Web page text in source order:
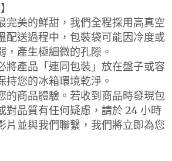
完美的鮮甜，我們全程採用高真空
配送過程中，包裝袋可能因冷度或
，產生極細微的孔隙。
將產品「連同包裝」放在盤子或容
持您的冰箱環境乾淨。
的商品體驗。若收到商品時發現包
對品質有任何疑慮，請於 24 小時
片並與我們聯繫，我們將立即為您